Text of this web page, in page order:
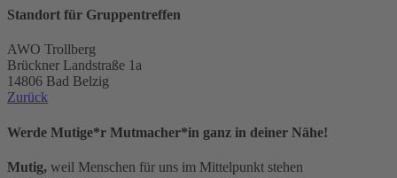
Standort für Gruppentreffen
AWO Trollberg
Brückner Landstraße 1a
14806 Bad Belzig
Zurück
Werde Mutige*r Mutmacher*in ganz in deiner Nähe!
Mutig, weil Menschen für uns im Mittelpunkt stehen